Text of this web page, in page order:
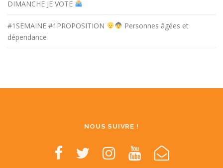
DIMANCHE JE VOTE
#1SEMAINE #1PROPOSITION
Personnes âgées et
dépendance
NOUS SUIVRE !